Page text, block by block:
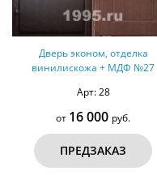
Дверь эконом, отделка
винилискожа + МДФ №27
Арт: 28
от 16 000 руб.
ПРЕДЗАКАЗ